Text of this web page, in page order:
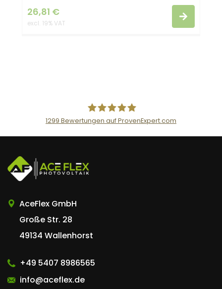
26,81 €
excl. 19% VAT
AceFlex GmbH
1299 Bewertungen auf ProvenExpert.com
AceFlex GmbH
Große Str. 28
49134 Wallenhorst
+49 5407 8986565
info@aceflex.de